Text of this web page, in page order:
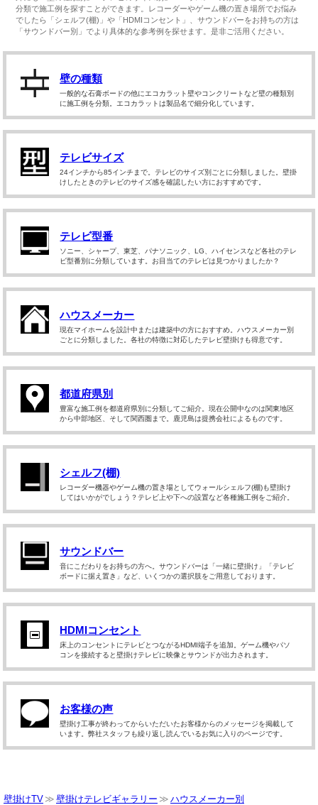
分類で施工例を探すことができます。レコーダーやゲーム機の置き場所でお悩み
でしたら「シェルフ(棚)」や「HDMIコンセント」、サウンドバーをお持ちの方は
「サウンドバー別」でより具体的な参考例を探せます。是非ご活用ください。
壁の種類
一般的な石膏ボードの他にエコカラット壁やコンクリートなど壁の種類別
に施工例を分類。エコカラットは製品名で細分化しています。
テレビサイズ
24インチから85インチまで。テレビのサイズ別ごとに分類しました。壁掛
けしたときのテレビのサイズ感を確認したい方におすすめです。
テレビ型番
ソニー、シャープ、東芝、パナソニック、LG、ハイセンスなど各社のテレ
ビ型番別に分類しています。お目当てのテレビは見つかりましたか？
ハウスメーカー
現在マイホームを設計中または建築中の方におすすめ。ハウスメーカー別
ごとに分類しました。各社の特徴に対応したテレビ壁掛けも得意です。
都道府県別
豊富な施工例を都道府県別に分類してご紹介。現在公開中なのは関東地区
から中部地区、そして関西圏まで。鹿児島は提携会社によるものです。
シェルフ(棚)
レコーダー機器やゲーム機の置き場としてウォールシェルフ(棚)も壁掛け
してはいかがでしょう？テレビ上や下への設置など各種施工例をご紹介。
サウンドバー
音にこだわりをお持ちの方へ。サウンドバーは「一緒に壁掛け」「テレビ
ボードに据え置き」など、いくつかの選択肢をご用意しております。
HDMIコンセント
床上のコンセントにテレビとつながるHDMI端子を追加。ゲーム機やパソ
コンを接続すると壁掛けテレビに映像とサウンドが出力されます。
お客様の声
壁掛け工事が終わってからいただいたお客様からのメッセージを掲載して
います。弊社スタッフも繰り返し読んでいるお気に入りのページです。
壁掛けTV 壁掛けテレビギャラリー
ハウスメーカー別